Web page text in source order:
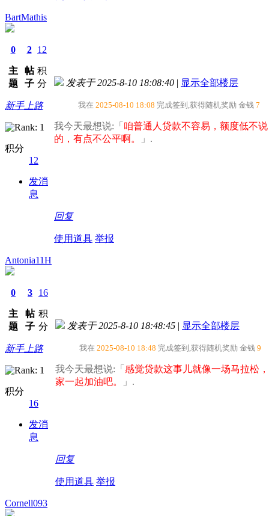
BartMathis
0
主
题
2
帖
子
12
积
分
新手上路
积分
12
发消
息
发表于 2025-8-10 18:08:40 | 显示全部楼层
我在 2025-08-10 18:08 完成签到,获得随机奖励 金钱 7
我今天最想说:「 咱普通人贷款不容易，额度低不
的，有点不公平啊。​
」.
回复
使用道具 举报
Antonia11H
0
主
题
3
帖
子
16
积
分
新手上路
积分
16
发消
息
发表于 2025-8-10 18:48:45 | 显示全部楼层
我在 2025-08-10 18:48 完成签到,获得随机奖励 金钱 9
我今天最想说:「 感觉贷款这事儿就像一场马拉松
家一起加油吧。​
」.
回复
使用道具 举报
Cornell093